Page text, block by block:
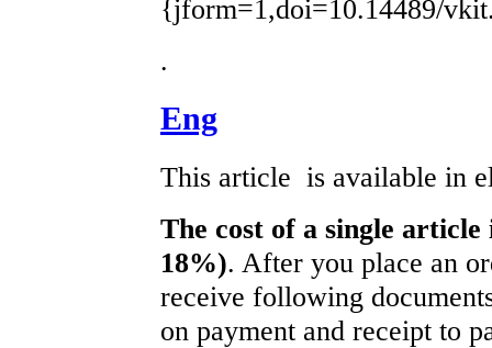
{jform=1,doi=10.14489/
.
Eng
This article is available in
The cost of a single
18%). After you place an
receive following
on payment and receipt to